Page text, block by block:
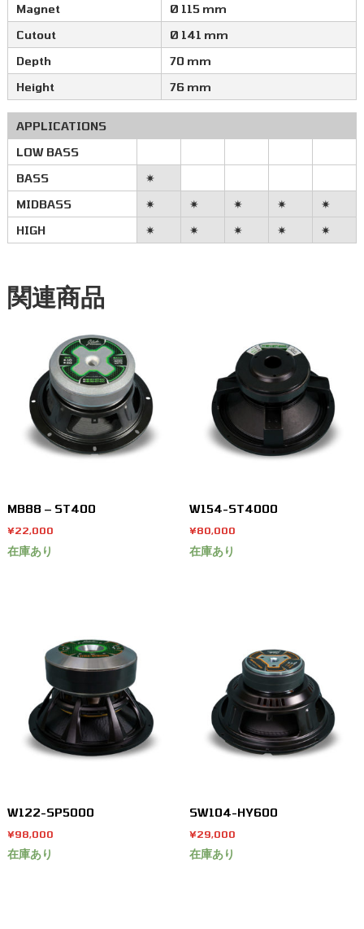
Magnet
Ø 115 mm
Cutout
Ø 141 mm
Depth
70 mm
Height
76 mm
APPLICATIONS
LOW BASS
BASS
✷
MIDBASS
✷ ✷ ✷ ✷
✷
HIGH
✷ ✷ ✷ ✷ ✷
関連商品
MB88 – ST400
¥22,000
在庫あり
W154-ST4000
¥80,000
在庫あり
W122-SP5000
¥98,000
在庫あり
SW104-HY600
¥29,000
在庫あり